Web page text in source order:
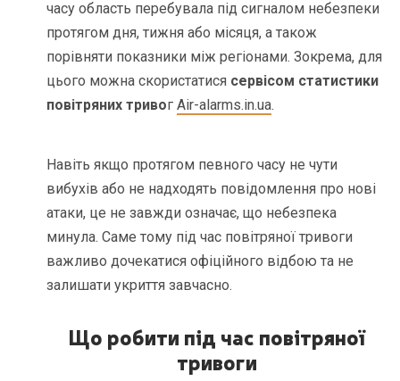
часу область перебувала під сигналом небезпеки
протягом дня, тижня або місяця, а також
порівняти показники між регіонами. Зокрема, для
цього можна скористатися сервісом статистики
повітряних тривогAir-alarms.in.ua.
Навіть якщо протягом певного часу не чути
вибухів або не надходять повідомлення про нові
атаки, це не завжди означає, що небезпека
минула. Саме тому під час повітряної тривоги
важливо дочекатися офіційного відбою та не
залишати укриття завчасно.
Що робити під час повітряної
тривоги